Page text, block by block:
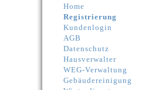
Home
Registrierung
Kundenlogin
AGB
Datenschutz
Hausverwalter
WEG-Verwaltung
Gebäudereinigung